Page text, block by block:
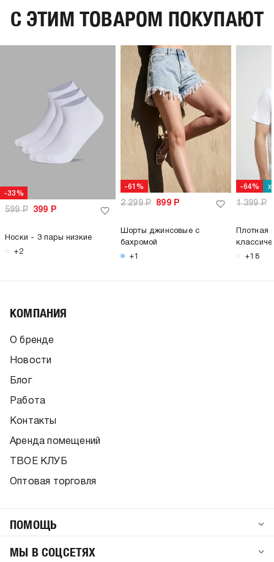
C ЭТИМ ТОВАРОМ ПОКУПАЮТ
-33%
599Р 399 Р
Носки - 3 пары низкие
+2
-61%
2 299Р 899Р
Шорты джинсовые с
бахромой
+1
-64%
1 399Р
Плотная
+18
КОМПАНИЯ
О бренде
Новости
Блог
Работа
Контакты
Аренда помещений
ТВОЕ КЛУБ
Оптовая торговля
ПОМОЩЬ
МЫ В СОЦСЕТЯХ